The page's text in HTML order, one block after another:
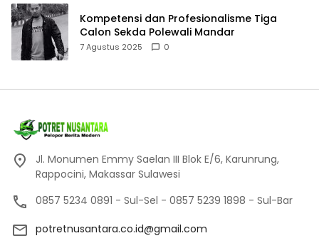
Kompetensi dan Profesionalisme Tiga
Calon Sekda Polewali Mandar
7 Agustus 2025 0
Jl. Monumen Emmy Saelan III Blok E/6, Karunrung,
Rappocini, Makassar Sulawesi
0857 5234 0891 - Sul-Sel - 0857 5239 1898 - Sul-Bar
potretnusantara.co.id@gmail.com